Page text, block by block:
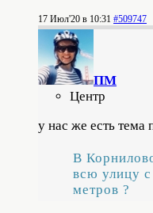
17 Июл'20 в 10:31 #509747
ПМ
Центр
у нас же есть тема
В
всю улицу
метров ?